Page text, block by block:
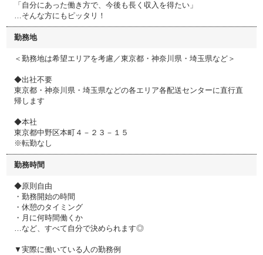
「自分にあった働き方で、今後も長く収入を得たい」
…そんな方にもピッタリ！
勤務地
＜勤務地は希望エリアを考慮／東京都・神奈川県・埼玉県など＞
◆出社不要
東京都・神奈川県・埼玉県などの各エリア各配送センターに直行直
帰します
◆本社
東京都中野区本町４－２３－１５
※転勤なし
勤務時間
◆原則自由
・勤務開始の時間
・休憩のタイミング
・月に何時間働くか
…など、すべて自分で決められます◎
▼実際に働いている人の勤務例